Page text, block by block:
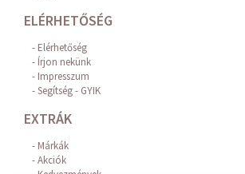
ELÉRHETŐSÉG
Elérhetőség
Írjon nekünk
Impresszum
Segítség - GYIK
EXTRÁK
Márkák
Akciók